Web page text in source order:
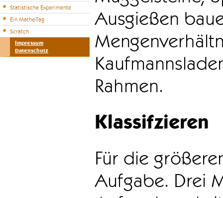
Statistische Experimente
Ein Mathe-Tag
Scratch
Impressum
Datenschutz
Ausgießen
Rahmen.
Klassifzieren
Für die
Aufgabe. Drei